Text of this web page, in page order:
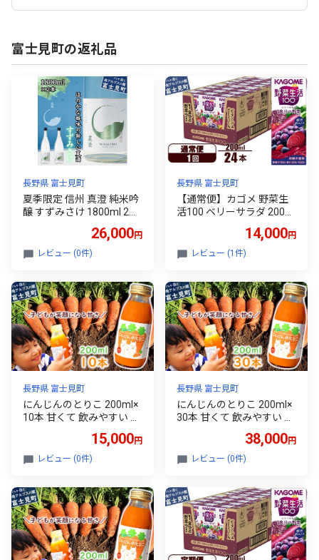
富士見町の返礼品
長野県 富士見町
夏季限定 信州 真澄 純米吟
醸 すずみさけ 1800ml 2本
日本酒 地酒 酒 食中酒 数量
限定 宮坂醸造 老舗 諏訪五
蔵 富士見蔵 プレゼント ギ
州 長野県 富士見町
26,000円
レビュー (0件)
長野県 富士見町
【通常便】カゴメ 野菜生
活100 ベリーサラダ 200ml
×24本 ジュース 野菜 果実
ミックスジュース 果汁飲
料 紙パック 砂糖不使用 1
ドリンク 野菜ドリンク 備
蓄 長期保存 防災 飲みもの
長野県 富士見町
14,000円
レビュー (1件)
長野県 富士見町
にんじんのとりこ 200ml×
10本 甘くて 飲みやすい ス
トレート果汁 果肉 つぶつ
ぶ スムージー 〈 にんじん
ニンジン 人参 キャロット
ス ジュース 飲料 飲み物 ド
リンク 無添加 農薬不使用
にんじんのとりこ 八ヶ岳
わくわくファーム 〉
15,000円
レビュー (0件)
長野県 富士見町
にんじんのとりこ 200ml×
30本 甘くて 飲みやすい ス
トレート果汁 果肉 つぶつ
ぶ スムージー 〈 にんじん
ニンジン 人参 キャロット
ス ジュース 飲料 飲み物 ド
リンク 無添加 農薬不使用
にんじんのとりこ 八ヶ岳
わくわくファーム 〉
38,000円
レビュー (0件)